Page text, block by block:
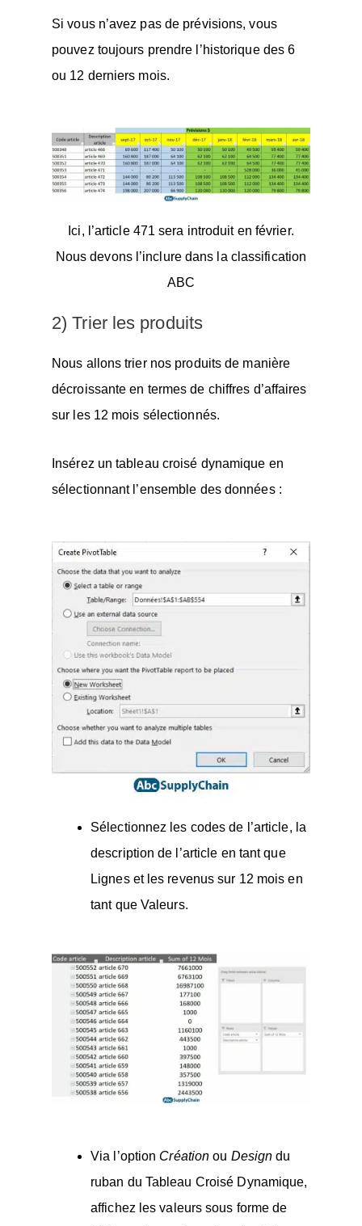
Si vous n’avez pas de prévisions, vous
pouvez toujours prendre l’historique des 6
ou 12 derniers mois.
Ici, l’article 471 sera introduit en février.
Nous devons l’inclure dans la classification
ABC
2) Trier les produits
Nous allons trier nos produits de manière
décroissante en termes de chiffres d’affaires
sur les 12 mois sélectionnés.
Insérez un tableau croisé dynamique en
sélectionnant l’ensemble des données :
Sélectionnez les codes de l’article, la
description de l’article en tant que
Lignes et les revenus sur 12 mois en
tant que Valeurs.
Via l’option Créationou Design du
ruban du Tableau Croisé Dynamique,
affichez les valeurs sous forme de